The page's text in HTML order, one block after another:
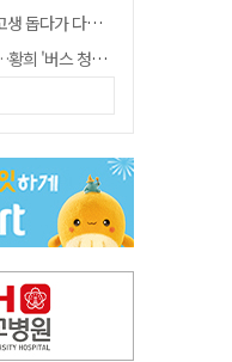
고교생, 의상자 인정
안에 與 내부서도 쓴소리
경로당 13곳 턴 30대 구속
지정 보물로 지정'
남아, 병원 이송 끝 숨져
어머니·60대 딸 숨져